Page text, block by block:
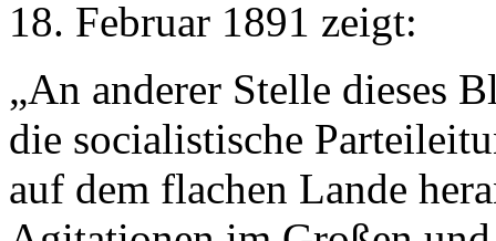
18. Februar 1891 zeigt:
„An anderer Stelle dieses
die socialistische
auf dem flachen Lande